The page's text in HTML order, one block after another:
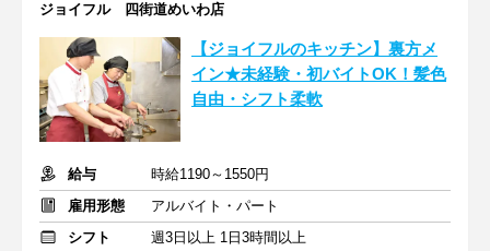
ジョイフル 四街道めいわ店
【ジョイフルのキッチン】裏方メ
イン★未経験・初バイトOK！髪色
自由・シフト柔軟
給与
時給1190～1550円
雇用形態
アルバイト・パート
シフト
週3日以上 1日3時間以上